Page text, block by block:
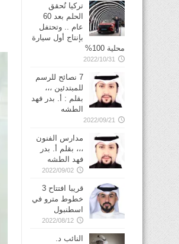
تركيا تُحقق
الحلم بعد 60
عام .. وتحتفل
بإنتاج أول سيارة
محلية 100%
2022/10/31
7 نصائح للرسم
للمبتدئين ،،،
بقلم : أ. بدر فهد
الطشه
2022/09/21
مدارس الفنون
،،، بقلم أ. بدر
فهد الطشه
2022/09/02
قريبا افتتاح 3
خطوط مترو في
2022/08/12
النائب د.